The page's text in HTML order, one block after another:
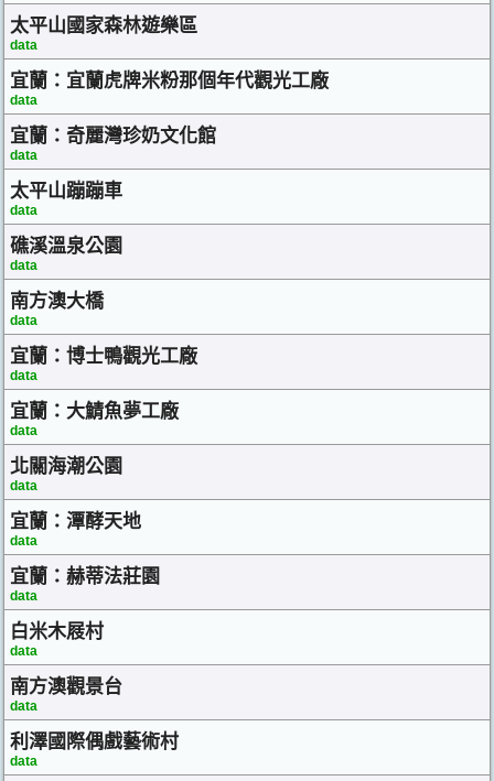
太平山國家森林遊樂區
data
宜蘭：宜蘭虎牌米粉那個年代觀光工廠
data
宜蘭：奇麗灣珍奶文化館
data
太平山蹦蹦車
data
礁溪溫泉公園
data
南方澳大橋
data
宜蘭：博士鴨觀光工廠
data
宜蘭：大鯖魚夢工廠
data
北關海潮公園
data
宜蘭：潭酵天地
data
宜蘭：赫蒂法莊園
data
白米木屐村
data
南方澳觀景台
data
利澤國際偶戲藝術村
data